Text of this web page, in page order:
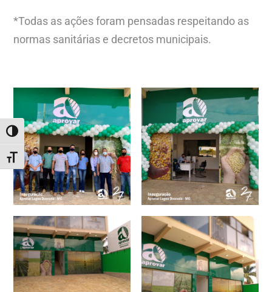
ALTERNAR ALTO CONTRASTE
ALTERNAR TAMANHO DA FONTE
*Todas as ações foram pensadas respeitando as
normas sanitárias e decretos municipais.